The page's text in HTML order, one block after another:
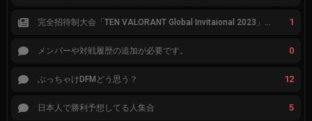
完全招待制大会「TEN VALORANT Global Invitaional 2023」が韓国で開催 1
メンバーや対戦履歴の追加が必要です。 0
ぶっちゃけDFMどう思う？ 12
日本人で勝利予想してる人集合 5